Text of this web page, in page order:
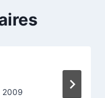
2009